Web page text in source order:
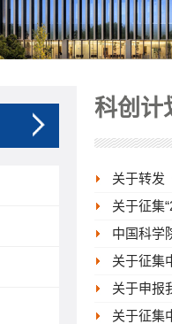
科创计
关于转发
关于征集
中国科学
关于征集
关于申报
关于征集